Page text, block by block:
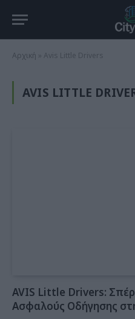
Αρχική Avis Little Drivers
AVIS LITTLE
AVIS Little Drivers:
Ασφαλούς Οδήγησης